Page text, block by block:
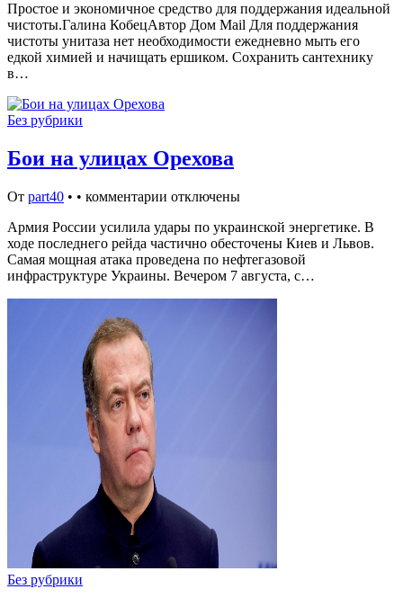
Простое и экономичное средство для поддержания идеальной
чистоты.Галина КобецАвтор Дом Mail Для поддержания
чистоты унитаза нет необходимости ежедневно мыть его
едкой химией и начищать ершиком. Сохранить сантехнику
в…
Без рубрики
Бои на улицах Орехова
От part40 • • комментарии отключены
Армия России усилила удары по украинской энергетике. В
ходе последнего рейда частично обесточены Киев и Львов.
Самая мощная атака проведена по нефтегазовой
инфраструктуре Украины. Вечером 7 августа, с…
Без рубрики